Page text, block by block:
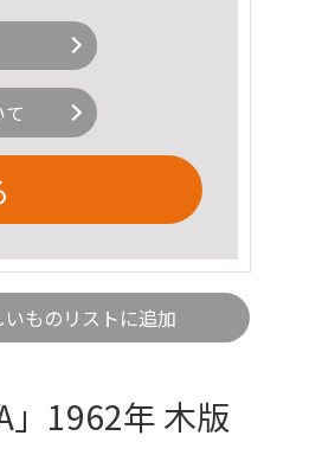
いものリストに追加
」1962年 木版